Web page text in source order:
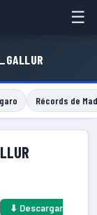
☰
Récords de
⬇ Descargar